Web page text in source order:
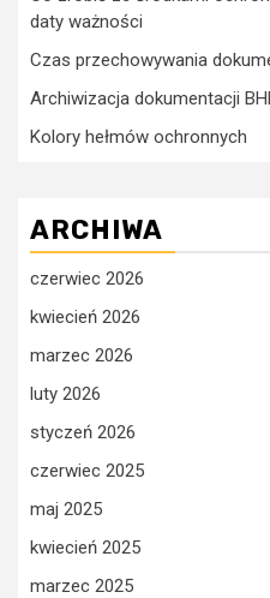
daty ważności
Czas przechowywania
Archiwizacja dokumentacji
Kolory hełmów ochronnych
ARCHIWA
czerwiec 2026
kwiecień 2026
marzec 2026
luty 2026
styczeń 2026
czerwiec 2025
maj 2025
kwiecień 2025
marzec 2025